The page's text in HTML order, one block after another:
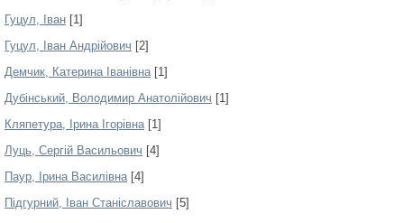
Гуцул, Іван [1]
Гуцул, Іван Андрійович [2]
Демчик, Катерина Іванівна[1]
Дубінський, Володимир Анатолійович [1]
Кляпетура, Ірина Ігорівна[1]
Луць, Сергій Васильович [4]
Паур, Ірина Василівна[4]
Підгурний, Іван Станіславович [5]